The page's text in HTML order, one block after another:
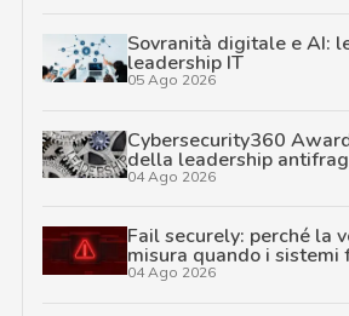
Sovranità digitale e AI:
leadership IT
05 Ago 2026
Cybersecurity360
della leadership
04 Ago 2026
Fail securely: perché la
misura quando i sistemi
04 Ago 2026